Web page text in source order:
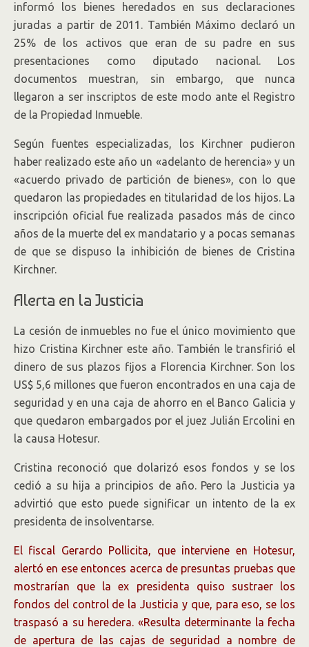
informó los bienes heredados en sus declaraciones
juradas a partir de 2011. También Máximo declaró un
25% de los activos que eran de su padre en sus
presentaciones como diputado nacional. Los
documentos muestran, sin embargo, que nunca
llegaron a ser inscriptos de este modo ante el Registro
de la Propiedad Inmueble.
Según fuentes especializadas, los Kirchner pudieron
haber realizado este año un «adelanto de herencia» y un
«acuerdo privado de partición de bienes», con lo que
quedaron las propiedades en titularidad de los hijos. La
inscripción oficial fue realizada pasados más de cinco
años de la muerte del ex mandatario y a pocas semanas
de que se dispuso la inhibición de bienes de Cristina
Kirchner.
Alerta en la Justicia
La cesión de inmuebles no fue el único movimiento que
hizo Cristina Kirchner este año. También le transfirió el
dinero de sus plazos fijos a Florencia Kirchner. Son los
US$ 5,6 millones que fueron encontrados en una caja de
seguridad y en una caja de ahorro en el Banco Galicia y
que quedaron embargados por el juez Julián Ercolini en
la causa Hotesur.
Cristina reconoció que dolarizó esos fondos y se los
cedió a su hija a principios de año. Pero la Justicia ya
advirtió que esto puede significar un intento de la ex
presidenta de insolventarse.
El fiscal Gerardo Pollicita, que interviene en Hotesur,
alertó en ese entonces acerca de presuntas pruebas que
mostrarían que la ex presidenta quiso sustraer los
fondos del control de la Justicia y que, para eso, se los
traspasó a su heredera. «Resulta determinante la fecha
de apertura de las cajas de seguridad a nombre de